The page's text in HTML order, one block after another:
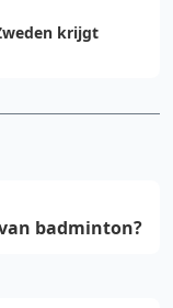
krijgt
badminton?